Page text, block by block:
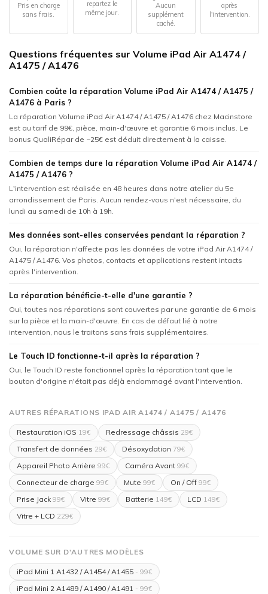
Pris en charge
sans frais.
repartez le
même jour.
Aucun
supplément
caché.
après
l'intervention.
Questions fréquentes sur Volume iPad Air A1474 /
A1475 / A1476
Combien coûte la réparation Volume iPad Air A1474 / A1475 /
A1476 à Paris ?
La réparation Volume iPad Air A1474 / A1475 / A1476 chez Macinstore
est au tarif de 99€, pièce, main-d'œuvre et garantie 6 mois inclus. Le
bonus QualiRépar de −25€ est déduit directement à la caisse.
Combien de temps dure la réparation Volume iPad Air A1474 /
A1475 / A1476 ?
L'intervention est réalisée en 48 heures dans notre atelier du 5e
arrondissement de Paris. Aucun rendez-vous n'est nécessaire, du
lundi au samedi de 10h à 19h.
Mes données sont-elles conservées pendant la réparation ?
Oui, la réparation n'affecte pas les données de votre iPad Air A1474 /
A1475 / A1476. Vos photos, contacts et applications restent intacts
après l'intervention.
La réparation bénéficie-t-elle d'une garantie ?
Oui, toutes nos réparations sont couvertes par une garantie de 6 mois
sur la pièce et la main-d'œuvre. En cas de défaut lié à notre
intervention, nous le traitons sans frais supplémentaires.
Le Touch ID fonctionne-t-il après la réparation ?
Oui, le Touch ID reste fonctionnel après la réparation tant que le
bouton d'origine n'était pas déjà endommagé avant l'intervention.
AUTRES RÉPARATIONS IPAD AIR A1474 / A1475 / A1476
Restauration iOS 19€ Redressage châssis 29€
Transfert de données 29€ Désoxydation 79€
Appareil Photo Arrière 99€ Caméra Avant 99€
Connecteur de charge 99€ Mute 99€ On / Off 99€
Prise Jack 99€ Vitre 99€ Batterie 149€ LCD 149€
Vitre + LCD 229€
VOLUME SUR D'AUTRES MODÈLES
iPad Mini 1 A1432 / A1454 / A1455 - 99€
iPad Mini 2 A1489 / A1490 / A1491 - 99€